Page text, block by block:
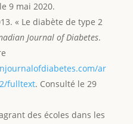
9 mai 2020.
« Le diabète de type 2
Journal of Diabetes.
ar
fulltext. Consulté le 29
des écoles dans les